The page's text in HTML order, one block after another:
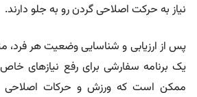
نیاز به حرکت اصلاحی گردن رو به جلو دارند.
پس از ارزیابی و شناسایی وضعیت هر
یک برنامه سفارشی برای رفع نیازهای
ممکن است که ورزش و حرکات اصلاحی